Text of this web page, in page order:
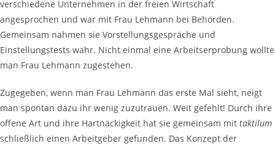
verschiedene Unternehmen in der freien Wirtschaft
angesprochen und war mit Frau Lehmann bei Behörden.
Gemeinsam nahmen sie Vorstellungsgespräche und
Einstellungstests wahr. Nicht einmal eine Arbeitserprobung wollte
man Frau Lehmann zugestehen.
Zugegeben, wenn man Frau Lehmann das erste Mal sieht, neigt
man spontan dazu ihr wenig zuzutrauen. Weit gefehlt! Durch ihre
offene Art und ihre Hartnäckigkeit hat sie gemeinsam mit taktilum
schließlich einen Arbeitgeber gefunden. Das Konzept der